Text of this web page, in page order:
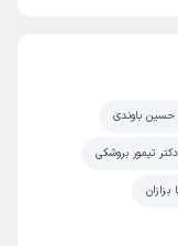
حسین باوندی
دکتر تیمور بروشکی